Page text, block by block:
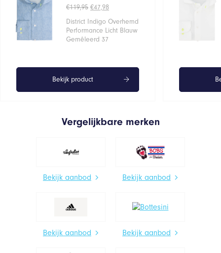
€119,95 Oorspronkelijke
was:
€119,95.
€47,98Huidige
is:
€47,98.
District Indigo Overhemd
Performance Licht Blauw
Gemêleerd 37
Bekijk product
Vergelijkbare merken
Bekijk aanbod Bekijk aanbod
Bekijk aanbod Bekijk aanbod